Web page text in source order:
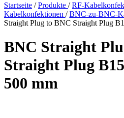
Startseite / Produkte / RF-
Kabelkonfektionen / BNC-zu-BNC-
Straight Plug to BNC Straight Plug
BNC Straight
Straight Plug
500 mm